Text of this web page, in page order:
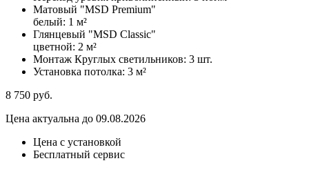
Матовый "MSD Premium"
белый: 1 м²
Глянцевый "MSD Classic"
цветной: 2 м²
Монтаж Круглых светильников: 3 шт.
Установка потолка: 3 м²
8 750 руб.
Цена актуальна до 09.08.2026
Цена с установкой
Бесплатный сервис